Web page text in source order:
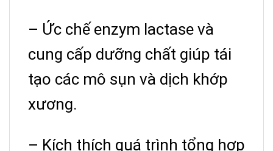
– Ức chế enzym lactase và
cung cấp dưỡng chất giúp tái
tạo các mô sụn và dịch khớp
xương.
– Kích thích quá trình tổng hợp